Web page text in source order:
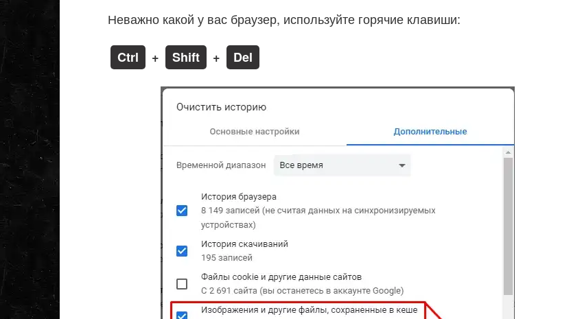
Неважно какой у вас браузер, используйте горячие клавиши:
Ctrl + Shift + Del